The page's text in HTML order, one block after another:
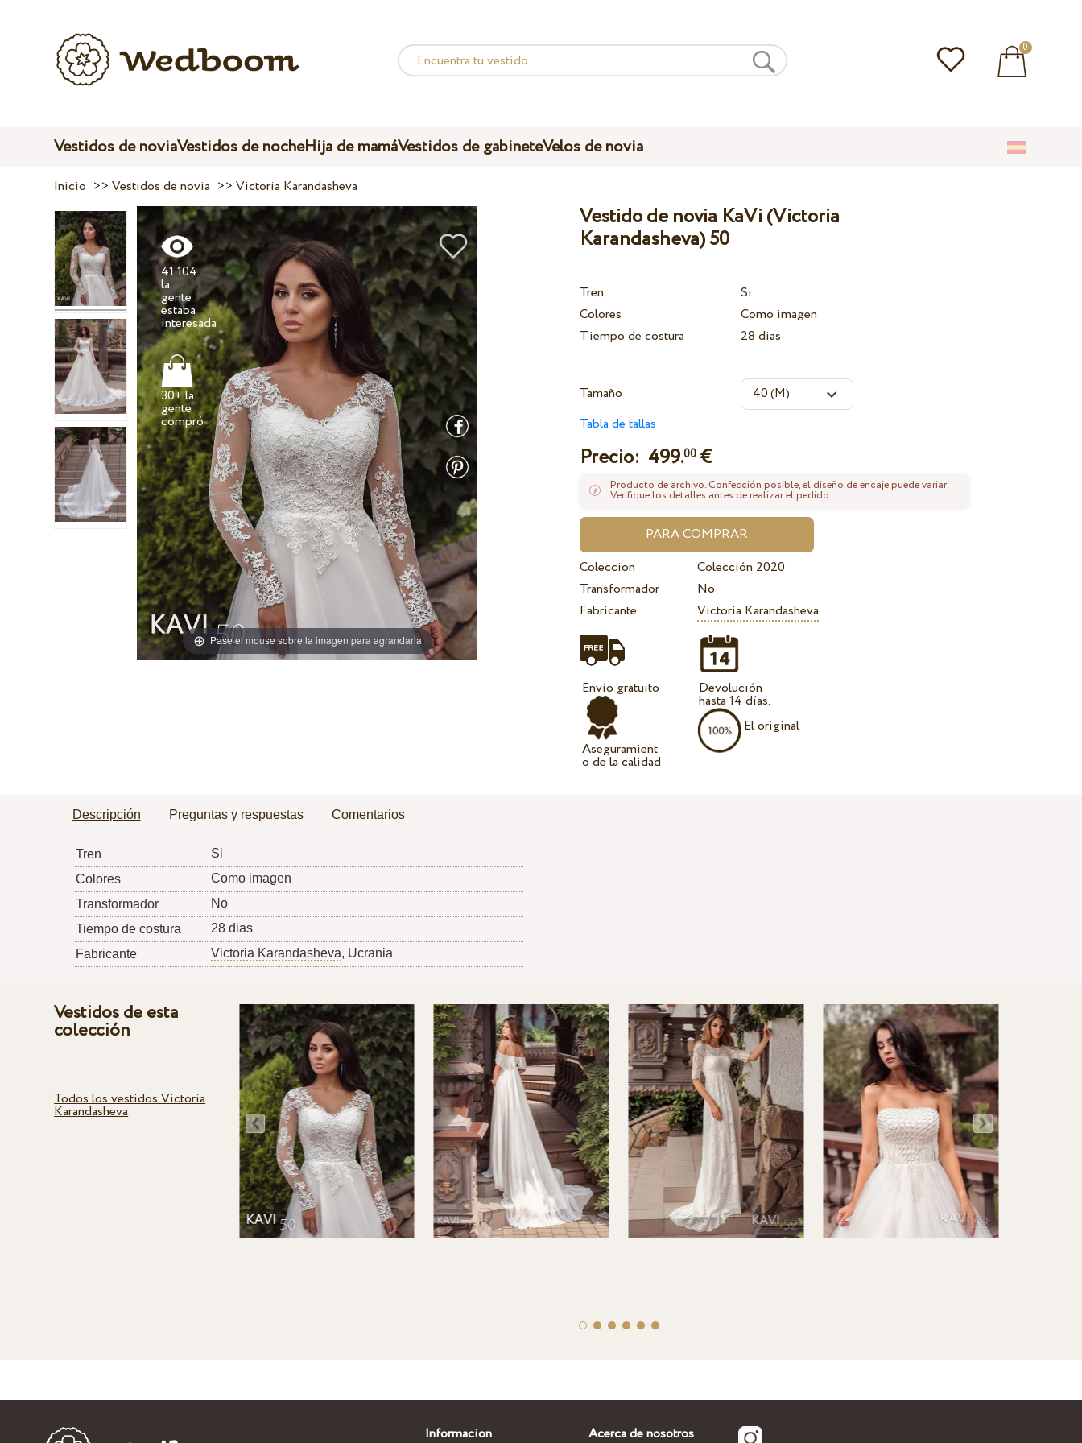
0
Vestidos de noviaVestidos de nocheHija de mamáVestidos de gabineteVelos de novia
Inicio >>Vestidos de novia >>Victoria Karandasheva
Pase el mouse sobre la imagen para agrandarla
41 104
la
gente
estaba
interesada
30+ la
gente
compró
Vestido de novia KaVi (Victoria
Karandasheva) 50
Tren
Si
Colores
Como imagen
Tiempo de costura
28 dias
Tamaño
Tabla de tallas
Precio: 499.00 €
Producto de archivo. Confección posible, el diseño de encaje puede variar.
Verifique los detalles antes de realizar el pedido.
Coleccion
Colección 2020
Transformador
No
Fabricante
Victoria Karandasheva
Envío gratuito
Aseguramient
o de la calidad
Devolución
hasta 14 días.
El original
Descripción Preguntas y respuestas Comentarios
Tren
Si
Colores
Como imagen
Transformador
No
Tiempo de costura
28 dias
Fabricante
Victoria Karandasheva, Ucrania
Vestidos de esta
colección
Todos los vestidos Victoria
Karandasheva
Informacion Acerca de nosotros